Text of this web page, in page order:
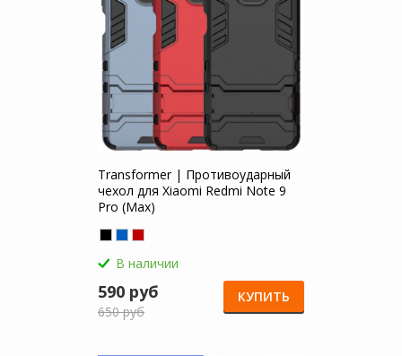
Transformer | Противоударный
чехол для Xiaomi Redmi Note 9
Pro (Max)
В наличии
590 руб
650 руб
КУПИТЬ